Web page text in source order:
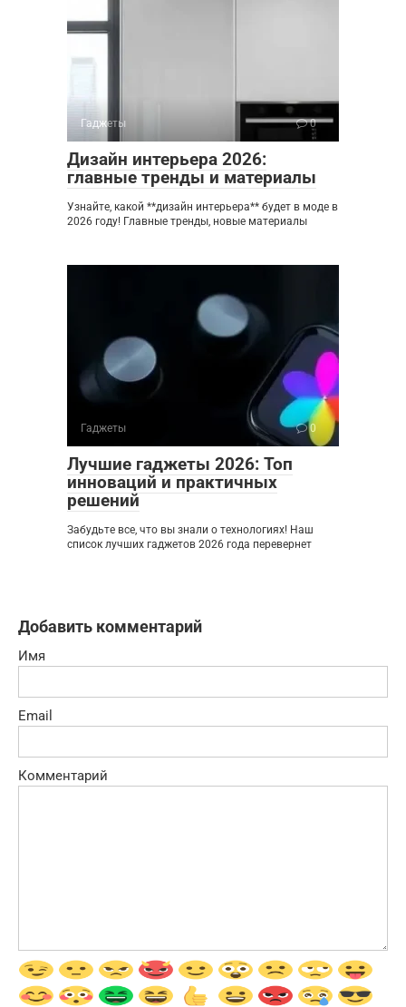
Гаджеты 0
Дизайн интерьера 2026:
главные тренды и материалы
Узнайте, какой **дизайн интерьера** будет в моде в
2026 году! Главные тренды, новые материалы
Гаджеты 0
Лучшие гаджеты 2026: Топ
инноваций и практичных
решений
Забудьте все, что вы знали о технологиях! Наш
список лучших гаджетов 2026 года перевернет
Добавить комментарий
Имя
Email
Комментарий